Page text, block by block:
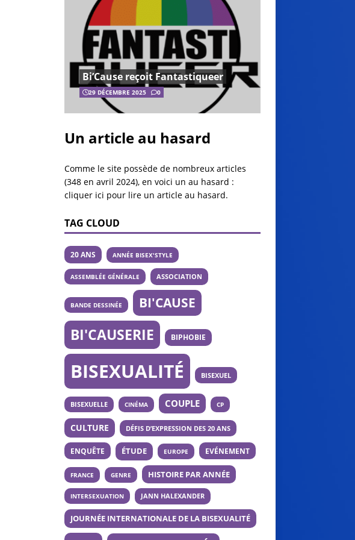
Bi’Cause reçoit Fantastiqueer
29 DÉCEMBRE 2025 0
Un article au hasard
Comme le site possède de nombreux articles
(348 en avril 2024), en voici un au hasard :
cliquer ici pour lire un article au hasard.
TAG CLOUD
20 ANS ANNÉE BISEX'STYLE
ASSEMBLÉE GÉNÉRALE ASSOCIATION
BANDE DESSINÉE BI'CAUSE
BI'CAUSERIE BIPHOBIE
BISEXUALITÉ BISEXUEL
BISEXUELLE CINÉMA COUPLE CP
CULTURE DÉFIS D’EXPRESSION DES 20 ANS
ENQUÊTE ÉTUDE EUROPE EVÉNEMENT
FRANCE GENRE HISTOIRE PAR ANNÉE
INTERSEXUATION JANN HALEXANDER
JOURNÉE INTERNATIONALE DE LA BISEXUALITÉ